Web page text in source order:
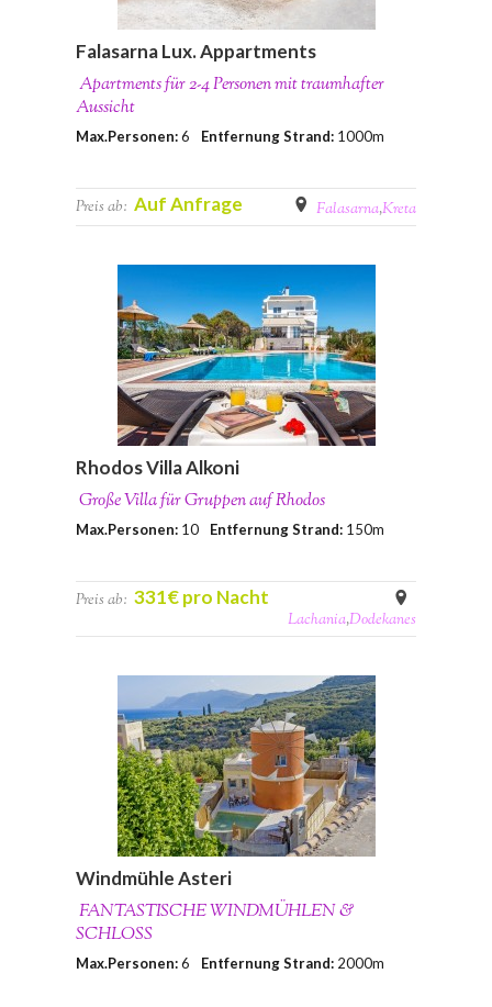
Falasarna Lux. Appartments
Apartments für 2-4 Personen mit traumhafter
Aussicht
Max.Personen:6 Entfernung Strand: 1000m
Preis ab: Auf Anfrage Falasarna,Kreta
Rhodos Villa Alkoni
Große Villa für Gruppen auf Rhodos
Max.Personen: 10 Entfernung Strand: 150m
Preis ab: 331€ pro Nacht
Lachania,Dodekanes
Windmühle Asteri
FANTASTISCHE WINDMÜHLEN &
SCHLOSS
Max.Personen:6 Entfernung Strand: 2000m